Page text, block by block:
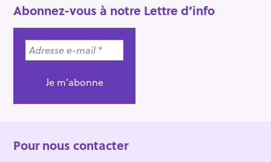
Abonnez-vous à notre Lettre d’info
Pour nous contacter